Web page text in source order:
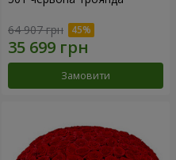
64 907 грн
Замовити